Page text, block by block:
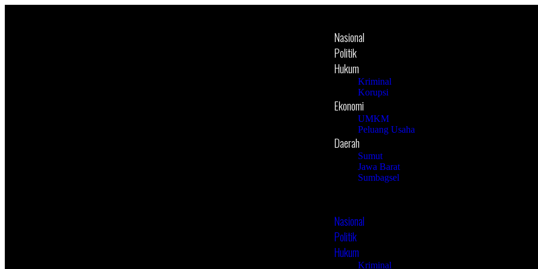
Nasional
Politik
Hukum
Kriminal
Korupsi
Ekonomi
UMKM
Peluang Usaha
Daerah
Sumut
Jawa Barat
Sumbagsel
Nasional
Politik
Hukum
Kriminal